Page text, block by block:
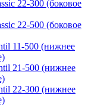
22-300 (боковое
22-500 (боковое
11-500 (нижнее
21-500 (нижнее
22-300 (нижнее